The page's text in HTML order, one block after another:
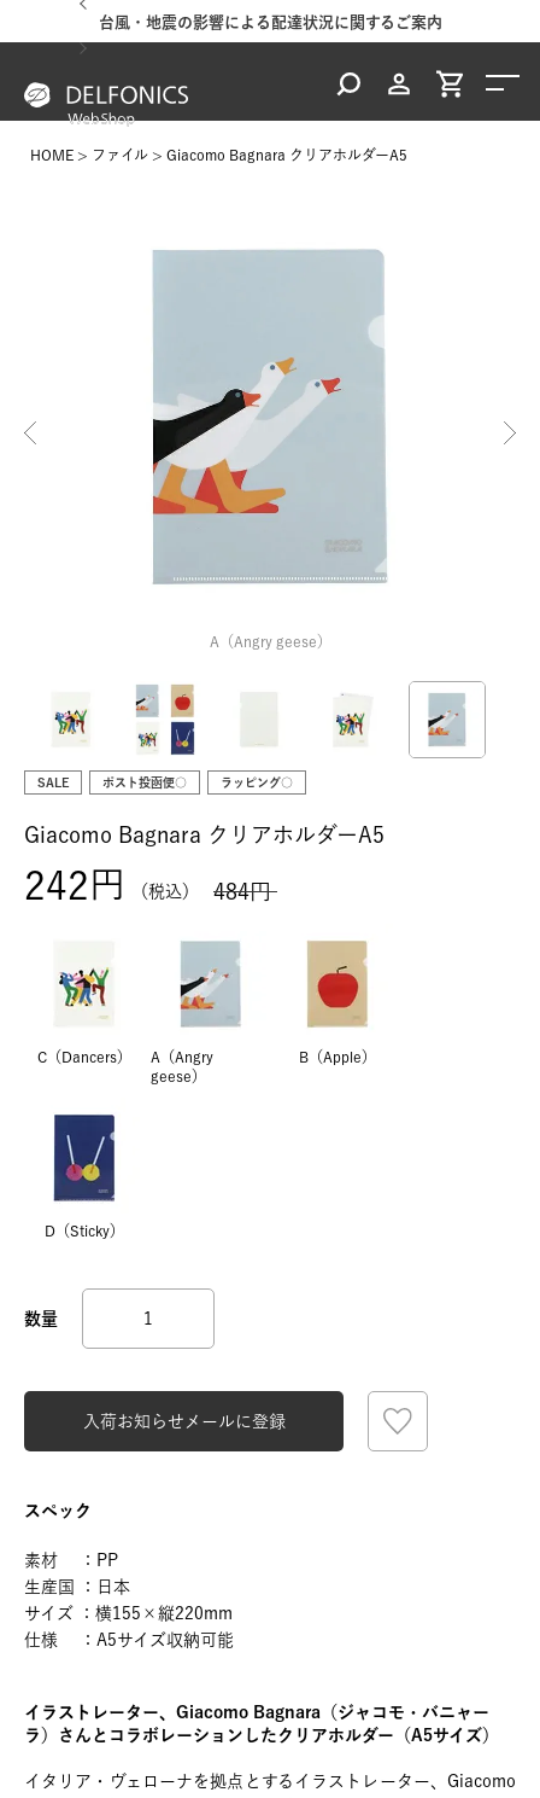
台風・地震の影響による配達状況に関するご案内
HOME ファイル Giacomo Bagnara クリアホルダーA5
A（Angry geese）
SALE ポスト投函便○ ラッピング○
Giacomo Bagnara クリアホルダーA5
484
242 税込
C（Dancers）
A（Angry
geese）
B（Apple）
D（Sticky）
入荷お知らせメールに登録
スペック
素材 ：PP
生産国 ：日本
サイズ ：横155×縦220mm
仕様 ：A5サイズ収納可能
イラストレーター、Giacomo Bagnara（ジャコモ・バニャー
ラ）さんとコラボレーションしたクリアホルダー（A5サイズ）
イタリア・ヴェローナを拠点とするイラストレーター、Giacomo